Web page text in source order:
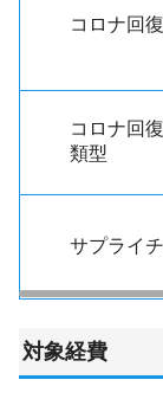
コロナ回
コロナ回
類型
サプライ
対象経費